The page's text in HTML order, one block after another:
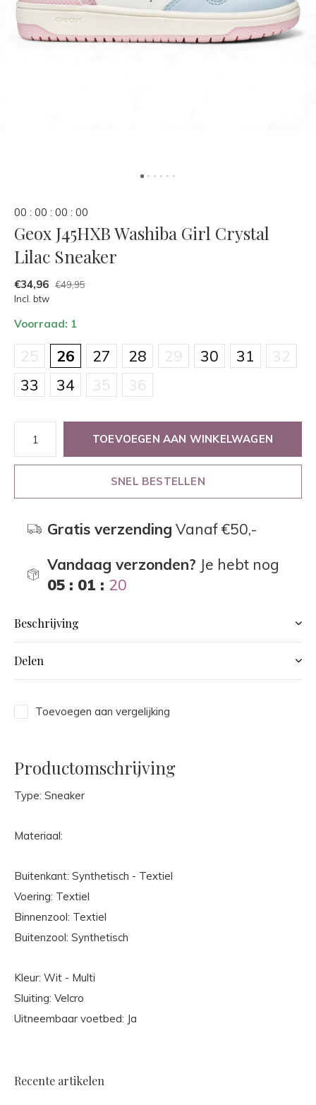
00 : 00 : 00 : 00
Geox J45HXB Washiba Girl Crystal
Lilac Sneaker
€34,96 €49,95
Incl. btw
Voorraad: 1
25 26 27 28 29 30 31
32
33
34 35 36
TOEVOEGEN AAN WINKELWAGEN
SNEL BESTELLEN
Gratis verzending Vanaf €50,-
Vandaag verzonden? Je hebt nog
05 : 01 : 20
Beschrijving
Delen
Toevoegen aan vergelijking
Productomschrijving
Type: Sneaker
Materiaal:
Buitenkant: Synthetisch - Textiel
Voering: Textiel
Binnenzool: Textiel
Buitenzool: Synthetisch
Kleur: Wit - Multi
Sluiting: Velcro
Uitneembaar voetbed: Ja
Recente artikelen